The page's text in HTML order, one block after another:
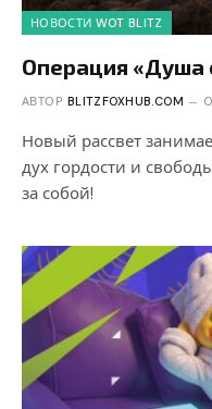
НОВОСТИ WOT BLITZ
Операция «Душа
АВТОР BLITZFOXHUB.COM
Новый рассвет
дух гордости и
за собой!